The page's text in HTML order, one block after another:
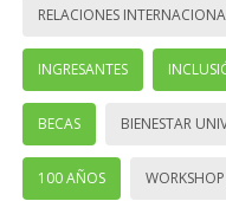
RELACIONES
INGRESANTES
BECAS BIENESTAR
100 AÑOS WORKSHOP